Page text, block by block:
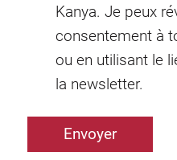
Kanya. Je peux
consentement à
ou en utilisant le
la newsletter.